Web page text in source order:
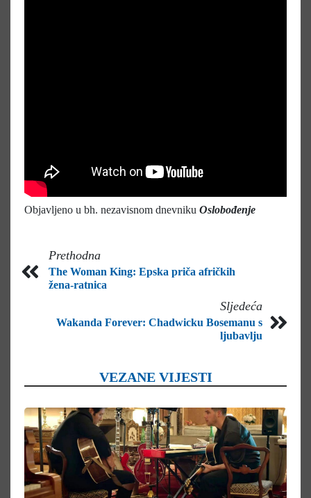
Objavljeno u bh. nezavisnom dnevniku Oslobođenje
Prethodna
The Woman King: Epska priča afričkih
žena-ratnica
Sljedeća
Wakanda Forever: Chadwicku Bosemanu s
ljubavlju
VEZANE VIJESTI